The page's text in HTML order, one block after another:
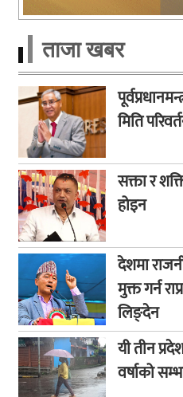
ताजा खबर
मिति
सक्ता र
होइन
देशमा
मुक्त गर्न
लिङ्देन
यी तीन
वर्षाको